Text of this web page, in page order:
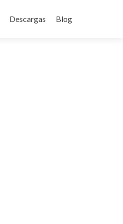
Descargas Blog